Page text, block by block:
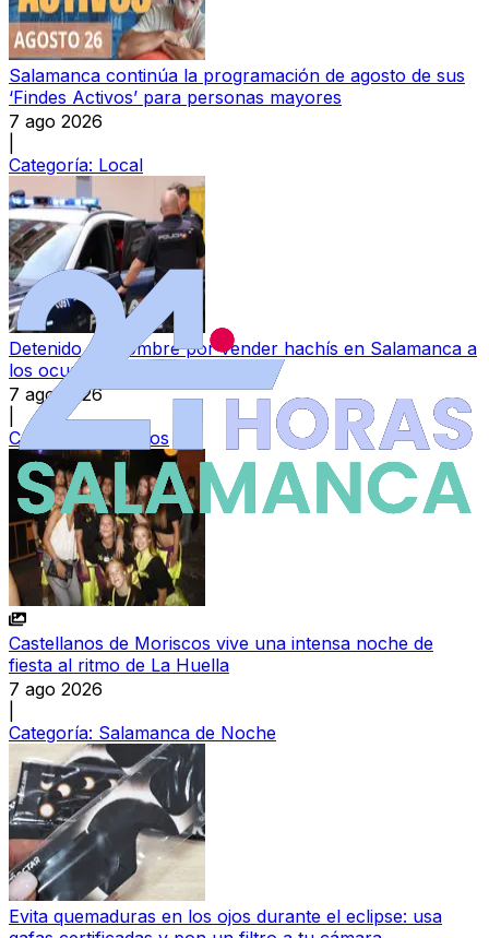
Salamanca continúa la programación de agosto de sus
‘Findes Activos’ para personas mayores
7 ago 2026
Categoría: Local
Detenido un hombre por vender hachís en Salamanca a
los ocupantes de un vehículo
7 ago 2026
Categoría:
Sucesos
Castellanos de Moriscos vive una intensa noche de
fiesta al ritmo de La Huella
7 ago 2026
Categoría: Salamanca de Noche
Evita quemaduras en los ojos durante el eclipse: usa